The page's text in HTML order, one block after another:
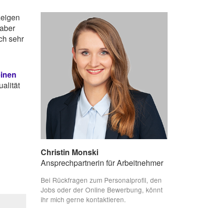
sehr
Christin Monski
Ansprechpartnerin für Arbeitnehmer
Bei Rückfragen zum Personalprofil, den
Jobs oder der Online Bewerbung, könnt
ihr mich gerne kontaktieren.